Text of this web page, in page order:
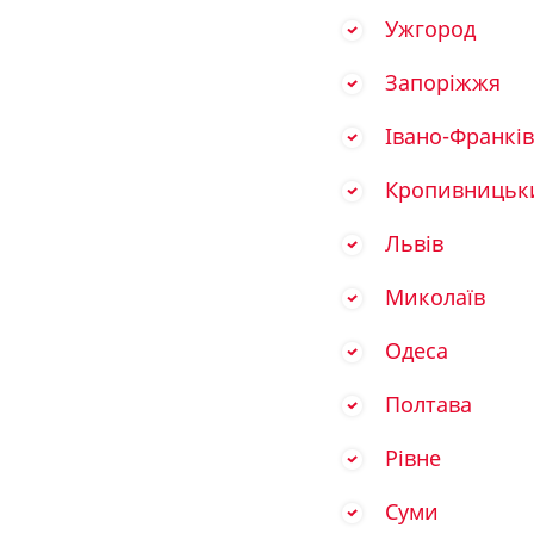
Ужгород
Запоріжжя
Івано-
Львів
Миколаїв
Одеса
Полтава
Рівне
Суми